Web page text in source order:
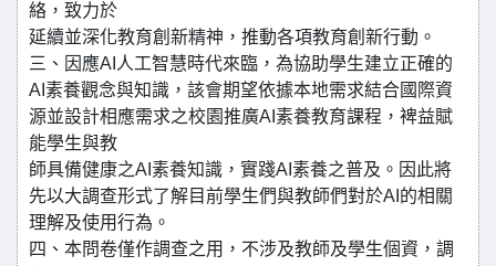
絡，致力於
延續並深化教育創新精神，推動各項教育創新行動。
三、因應AI人工智慧時代來臨，為協助學生建立正確的
AI素養觀念與知識，該會期望依據本地需求結合國際資
源並設計相應需求之校園推廣AI素養教育課程，裨益賦
能學生與教
師具備健康之AI素養知識，實踐AI素養之普及。因此將
先以大調查形式了解目前學生們與教師們對於AI的相關
理解及使用行為。
四、本問卷僅作調查之用，不涉及教師及學生個資，調